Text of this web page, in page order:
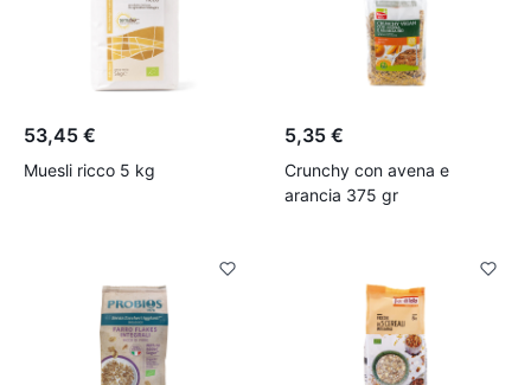
53,45 €
Muesli ricco 5 kg
5,35 €
Crunchy con avena e
arancia 375 gr